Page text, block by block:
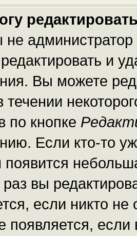
не
и
Вы можете
течении
по кнопке
Если кто-то
появится
раз вы
если никто
появляется,